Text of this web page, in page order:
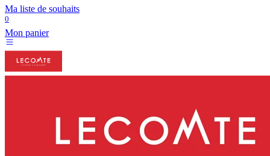
Ma liste de souhaits
0
Mon panier